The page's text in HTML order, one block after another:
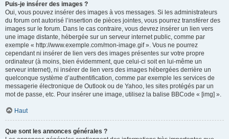
Puis-je insérer des images ?
Oui, vous pouvez insérer des images à vos messages. Si les administrateurs
du forum ont autorisé l’insertion de pièces jointes, vous pourrez transférer des
images sur le forum. Dans le cas contraire, vous devrez insérer un lien vers
une image distante, hébergée sur un serveur internet public, comme par
exemple « http://www.exemple.com/mon-image.gif ». Vous ne pourrez
cependant ni insérer de lien vers des images présentes sur votre propre
ordinateur (à moins, bien évidemment, que celui-ci soit en lui-même un
serveur internet), ni insérer de lien vers des images hébergées derrière un
quelconque système d’authentification, comme par exemple les services de
messagerie électronique de Outlook ou de Yahoo, les sites protégés par un
mot de passe, etc. Pour insérer une image, utilisez la balise BBCode « [img] ».
Haut
Que sont les annonces générales ?